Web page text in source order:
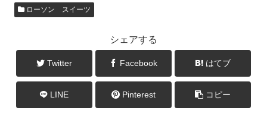
ローソン スイーツ
シェアする
Twitter Facebook はてブ
LINE Pinterest コピー